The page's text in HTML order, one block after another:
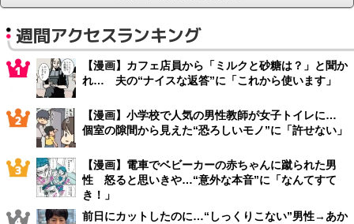
週間アクセスランキング
【漫画】カフェ店員から「ミルクと砂糖は？」と聞か
れ… 夫の“ナイスな返答”に「これから使います」
【漫画】小学校で人気の男性教師が女子トイレに…
個室の隙間から見えた“恐ろしいモノ”に「許せない」
【漫画】電車でベビーカーの赤ちゃんに蹴られた男
性 怒ると思いきや…“意外な本音”に「なんてすて
き！」
前日にカットしたのに…“しっくりこない”男性→あか